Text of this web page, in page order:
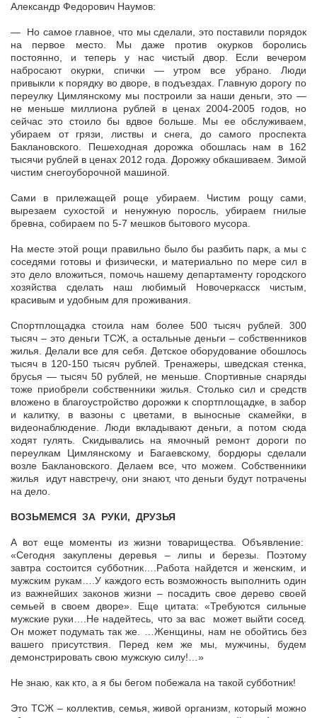
Александр Федорович Наумов:
— Но самое главное, что мы сделали, это поставили порядок
на первое место. Мы даже против окурков боролись
постоянно, и теперь у нас чистый двор. Если вечером
набросают окурки, спички — утром все убрано. Люди
привыкли к порядку во дворе, в подъездах. Главную дорогу по
переулку Цимлянскому мы построили за наши деньги, это —
не меньше миллиона рублей в ценах 2004-2005 годов, но
сейчас это стоило бы вдвое больше. Мы ее обслуживаем,
убираем от грязи, листвы и снега, до самого проспекта
Баклановского. Пешеходная дорожка обошлась нам в 162
тысячи рублей в ценах 2012 года. Дорожку обкашиваем. Зимой
чистим снегоуборочной машиной.
Сами в прилежащей роще убираем. Чистим рощу сами,
вырезаем сухостой и ненужную поросль, убираем гнилые
бревна, собираем по 5-7 мешков бытового мусора.
На месте этой рощи правильно было бы разбить парк, а мы с
соседями готовы и физически, и материально по мере сил в
это дело вложиться, помочь нашему департаменту городского
хозяйства сделать наш любимый Новочеркасск чистым,
красивым и удобным для проживания.
Спортплощадка стоила нам более 500 тысяч рублей. 300
тысяч – это деньги ТСЖ, а остальные деньги – собственников
жилья. Делали все для себя. Детское оборудование обошлось
тысяч в 120-150 тысяч рублей. Тренажеры, шведская стенка,
брусья — тысяч 50 рублей, не меньше. Спортивные снаряды
тоже приобрели собственники жилья. Столько сил и средств
вложено в благоустройство дорожки к спортплощадке, в забор
и калитку, в вазоны с цветами, в выносные скамейки, в
видеонаблюдение. Люди вкладывают деньги, а потом сюда
ходят гулять. Скидывались на ямочный ремонт дороги по
переулкам Цимлянскому и Багаевскому, бордюры сделали
возле Баклановского. Делаем все, что можем. Собственники
жилья идут навстречу, они знают, что деньги будут потрачены
на дело.
ВОЗЬМЕМСЯ ЗА РУКИ, ДРУЗЬЯ
А вот еще моменты из жизни товарищества. Объявление:
«Сегодня закуплены деревья – липы и березы. Поэтому
завтра состоится субботник….Работа найдется и женским, и
мужским рукам….У каждого есть возможность выполнить один
из важнейших законов жизни – посадить свое дерево своей
семьей в своем дворе». Еще цитата: «Требуются сильные
мужские руки….Не надейтесь, что за вас может выйти сосед.
Он может подумать так же. …Женщины, нам не обойтись без
вашего присутствия. Перед кем же мы, мужчины, будем
демонстрировать свою мужскую силу!…»
Не знаю, как кто, а я бы бегом побежала на такой субботник!
Это ТСЖ – коллектив, семья, живой организм, который можно